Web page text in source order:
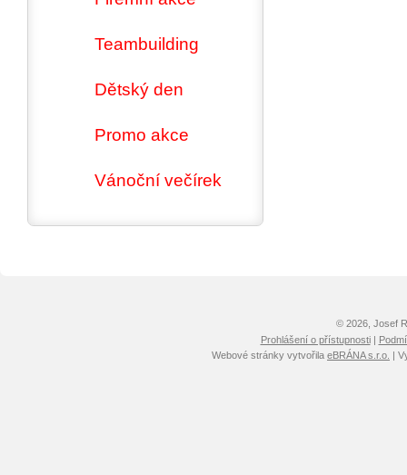
Teambuilding
Dětský den
Promo akce
Vánoční večírek
© 2026, Josef
Prohlášení o přístupnosti|
Webové stránky vytvořila eBRÁNA s.r.o. |